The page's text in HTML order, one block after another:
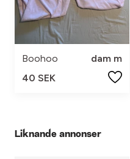
Boohoo
dam m
40 SEK
Liknande annonser